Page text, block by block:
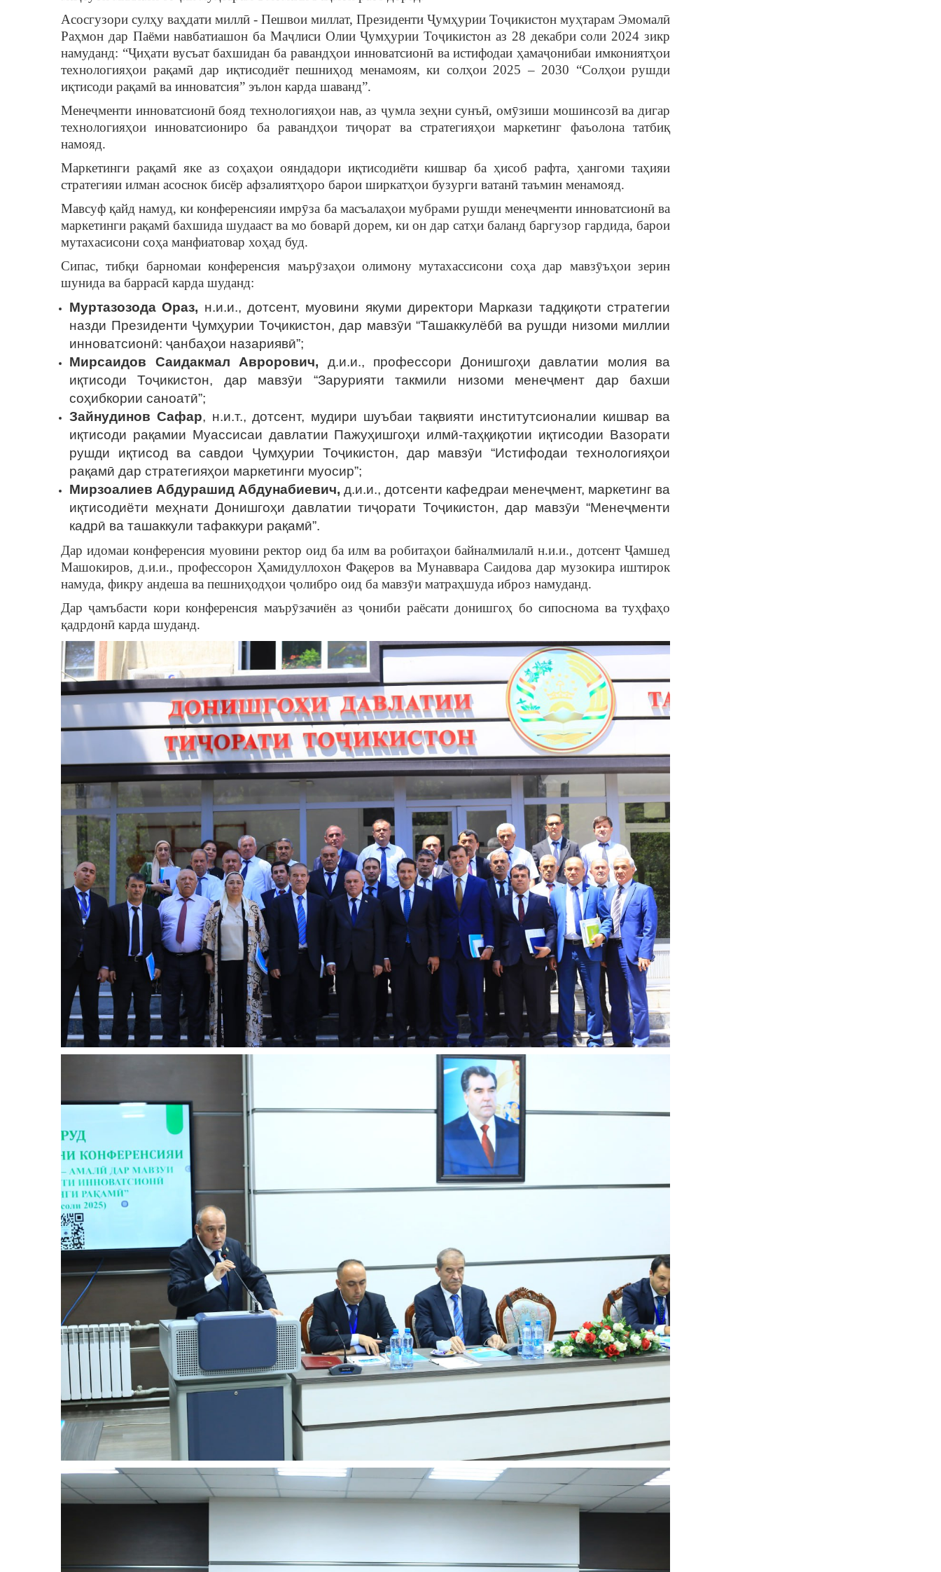
Асосгузори сулҳу ваҳдати миллӣ - Пешвои миллат, Президенти Ҷумҳурии Тоҷикистон муҳтарам Эмомалӣ
Раҳмон дар Паёми навбатиашон ба Маҷлиси Олии Ҷумҳурии Тоҷикистон аз 28 декабри соли 2024 зикр
намуданд: “Ҷиҳати вусъат бахшидан ба равандҳои инноватсионӣ ва истифодаи ҳамаҷонибаи имкониятҳои
технологияҳои рақамӣ дар иқтисодиёт пешниҳод менамоям, ки солҳои 2025 – 2030 “Солҳои рушди
иқтисоди рақамӣ ва инноватсия” эълон карда шаванд”.
Менеҷменти инноватсионӣ бояд технологияҳои нав, аз ҷумла зеҳни сунъӣ, омӯзиши мошинсозӣ ва дигар
технологияҳои инноватсиониро ба равандҳои тиҷорат ва стратегияҳои маркетинг фаъолона татбиқ
намояд.
Маркетинги рақамӣ яке аз соҳаҳои ояндадори иқтисодиёти кишвар ба ҳисоб рафта, ҳангоми таҳияи
стратегияи илман асоснок бисёр афзалиятҳоро барои ширкатҳои бузурги ватанӣ таъмин менамояд.
Мавсуф қайд намуд, ки конференсияи имрӯза ба масъалаҳои мубрами рушди менеҷменти инноватсионӣ ва
маркетинги рақамӣ бахшида шудааст ва мо боварӣ дорем, ки он дар сатҳи баланд баргузор гардида, барои
мутахасисони соҳа манфиатовар хоҳад буд.
Сипас, тибқи барномаи конференсия маърӯзаҳои олимону мутахассисони соҳа дар мавзӯъҳои зерин
шунида ва баррасӣ карда шуданд:
Муртазозода Ораз, н.и.и., дотсент, муовини якуми директори Маркази тадқиқоти стратегии
назди Президенти Ҷумҳурии Тоҷикистон, дар мавзӯи “Ташаккулёбӣ ва рушди низоми миллии
инноватсионӣ: ҷанбаҳои назариявӣ”;
Мирсаидов Саидакмал Аврорович, д.и.и., профессори Донишгоҳи давлатии молия ва
иқтисоди Тоҷикистон, дар мавзӯи “Зарурияти такмили низоми менеҷмент дар бахши
соҳибкории саноатӣ”;
Зайнудинов Сафар, н.и.т., дотсент, мудири шуъбаи тақвияти институтсионалии кишвар ва
иқтисоди рақамии Муассисаи давлатии Пажуҳишгоҳи илмӣ-таҳқиқотии иқтисодии Вазорати
рушди иқтисод ва савдои Ҷумҳурии Тоҷикистон, дар мавзӯи “Истифодаи технологияҳои
рақамӣ дар стратегияҳои маркетинги муосир”;
Мирзоалиев Абдурашид Абдунабиевич, д.и.и., дотсенти кафедраи менеҷмент, маркетинг ва
иқтисодиёти меҳнати Донишгоҳи давлатии тиҷорати Тоҷикистон, дар мавзӯи “Менеҷменти
кадрӣ ва ташаккули тафаккури рақамӣ”.
Дар идомаи конференсия муовини ректор оид ба илм ва робитаҳои байналмилалӣ н.и.и., дотсент Ҷамшед
Машокиров, д.и.и., профессорон Ҳамидуллохон Фақеров ва Мунаввара Саидова дар музокира иштирок
намуда, фикру андеша ва пешниҳодҳои ҷолибро оид ба мавзӯи матраҳшуда иброз намуданд.
Дар ҷамъбасти кори конференсия маърӯзачиён аз ҷониби раёсати донишгоҳ бо сипоснома ва туҳфаҳо
қадрдонӣ карда шуданд.